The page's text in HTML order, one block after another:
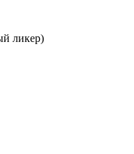
ликер)